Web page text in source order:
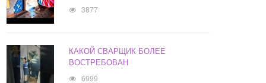
3877
КАКОЙ СВАРЩИК БОЛЕЕ
ВОСТРЕБОВАН
6999